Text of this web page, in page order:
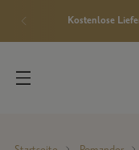
Kostenlose